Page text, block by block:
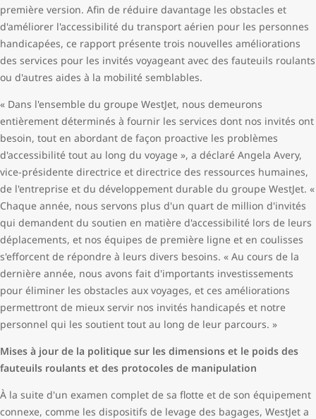
première version. Afin de réduire davantage les obstacles et
d'améliorer l'accessibilité du transport aérien pour les personnes
handicapées, ce rapport présente trois nouvelles améliorations
des services pour les invités voyageant avec des fauteuils roulants
ou d'autres aides à la mobilité semblables.
« Dans l'ensemble du groupe WestJet, nous demeurons
entièrement déterminés à fournir les services dont nos invités ont
besoin, tout en abordant de façon proactive les problèmes
d'accessibilité tout au long du voyage », a déclaré Angela Avery,
vice-présidente directrice et directrice des ressources humaines,
de l'entreprise et du développement durable du groupe WestJet. «
Chaque année, nous servons plus d'un quart de million d'invités
qui demandent du soutien en matière d'accessibilité lors de leurs
déplacements, et nos équipes de première ligne et en coulisses
s'efforcent de répondre à leurs divers besoins. « Au cours de la
dernière année, nous avons fait d'importants investissements
pour éliminer les obstacles aux voyages, et ces améliorations
permettront de mieux servir nos invités handicapés et notre
personnel qui les soutient tout au long de leur parcours. »
Mises à jour de la politique sur les dimensions et le poids des
fauteuils roulants et des protocoles de manipulation
À la suite d'un examen complet de sa flotte et de son équipement
connexe, comme les dispositifs de levage des bagages, WestJet a